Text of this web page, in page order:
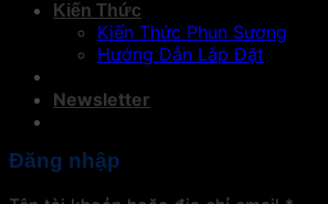
Kiến Thức
Kiến Thức Phun Sương
Hướng Dẫn Lắp Đặt
Newsletter
Đăng nhập